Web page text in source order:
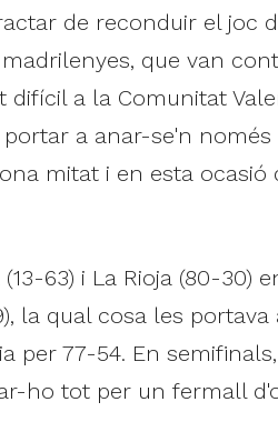
de reconduir el joc
que van
a la Comunitat
a anar-se'n
mitat i en esta ocasió
63) i La Rioja (80-30)
la qual cosa les
per 77-54. En
ho tot per un fermall